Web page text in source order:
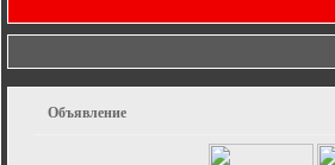
Объявление